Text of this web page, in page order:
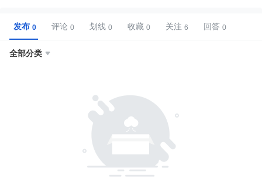
发布 评论 划线 收藏 关注 回答
全部分类 